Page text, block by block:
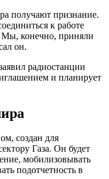
получают признание.
к работе
Мы, конечно, приняли
он.
радиостанции
и планирует
создан для
Газа. Он будет
мобилизовывать
подотчетность в